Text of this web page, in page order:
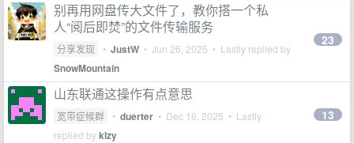
别再用网盘传大文件了，教你搭一个私
人“阅后即焚”的文件传输服务
分享发现 • JustW • Jun 26, 2025 • Lastly replied by
SnowMountain
23
山东联通这操作有点意思
宽带症候群 • duerter • Dec 16, 2025 • Lastly
replied byklzy
13